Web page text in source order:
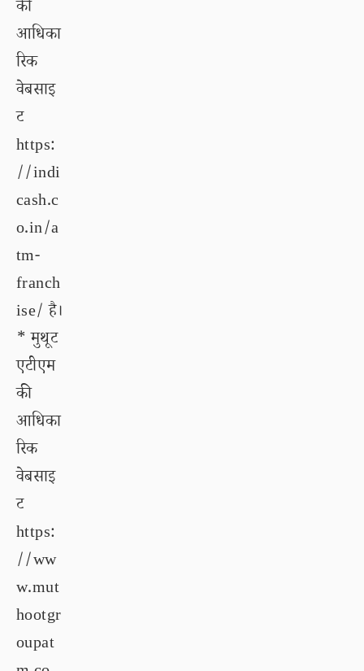
की
आधिका
रिक
वेबसाइ
ट
https:
//indi
cash.c
o.in/a
tm-
franch
ise/ है।
* मुथूट
एटीएम
की
आधिका
रिक
वेबसाइ
ट
https:
//ww
w.mut
hootgr
oupat